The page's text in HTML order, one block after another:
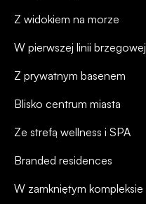
Z widokiem na morze
W pierwszej linii brzegowej
Z prywatnym basenem
Blisko centrum miasta
Ze strefą wellness i SPA
Branded residences
W zamkniętym kompleksie